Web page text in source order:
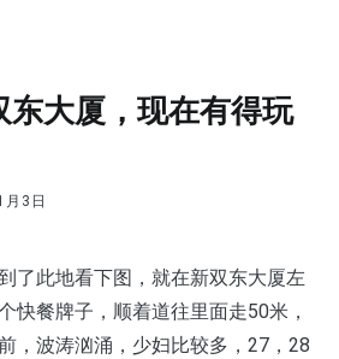
大厦，现在有得玩
3日
了此地看下图，就在新双东大厦左
快餐牌子，顺着道往里面走50米，
，波涛汹涌，少妇比较多，27，28